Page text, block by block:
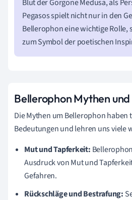
Blut der Gorgone Medusa, als
Pegasos spielt nicht nur in den
Bellerophon eine wichtige Rolle,
zum Symbol der poetischen
Bellerophon Mythen
Die Mythen um Bellerophon haben
Bedeutungen und lehren uns viele
Mut und Tapferkeit:
Ausdruck von Mut und
Gefahren.
Rückschläge und Bestrafung: